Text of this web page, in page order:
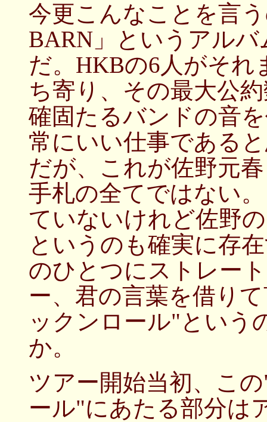
今更こんなことを言
BARN」というアル
だ。HKBの6人がそれ
ち寄り、その最大公
確固たるバンドの音
常にいい仕事である
だが、これが佐野元
手札の全てではない
ていないけれど佐野
というのも確実に存
のひとつにストレー
ー、君の言葉を借り
ックンロール"という
か。
ツアー開始当初、こ
ール"にあたる部分は